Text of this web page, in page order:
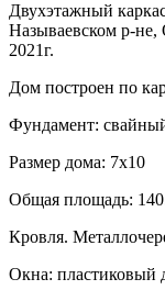
Двухэтажный
Называевском р-не,
2021г.
Дом построен по
Фундамент:
Размер дома: 7х10
Общая площадь:
Кровля.
Окна: пластиковый